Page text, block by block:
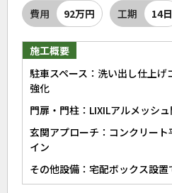
費用 92万円 工期 14日
施工概要
駐車スペース：洗い出し仕上
強化
門扉・門柱：LIXILアルメッシュ
玄関アプローチ：コンクリー
イン
その他設備：宅配ボックス設